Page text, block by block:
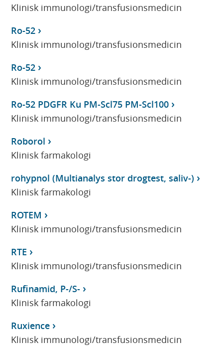
Klinisk immunologi/transfusionsmedicin
Ro-52
Klinisk immunologi/transfusionsmedicin
Ro-52
Klinisk immunologi/transfusionsmedicin
Ro-52 PDGFR Ku PM-Scl75 PM-Scl100
Klinisk immunologi/transfusionsmedicin
Roborol
Klinisk farmakologi
rohypnol (Multianalys stor drogtest, saliv-)
Klinisk farmakologi
ROTEM
Klinisk immunologi/transfusionsmedicin
RTE
Klinisk immunologi/transfusionsmedicin
Rufinamid, P-/S-
Klinisk farmakologi
Ruxience
Klinisk immunologi/transfusionsmedicin